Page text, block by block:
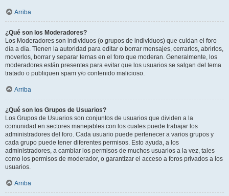
Arriba
¿Qué son los Moderadores?
Los Moderadores son individuos (o grupos de individuos) que cuidan el foro
día a día. Tienen la autoridad para editar o borrar mensajes, cerrarlos, abrirlos,
moverlos, borrar y separar temas en el foro que moderan. Generalmente, los
moderadores están presentes para evitar que los usuarios se salgan del tema
tratado o publiquen spam y/o contenido malicioso.
Arriba
¿Qué son los Grupos de Usuarios?
Los Grupos de Usuarios son conjuntos de usuarios que dividen a la
comunidad en sectores manejables con los cuales puede trabajar los
administradores del foro. Cada usuario puede pertenecer a varios grupos y
cada grupo puede tener diferentes permisos. Esto ayuda, a los
administradores, a cambiar los permisos de muchos usuarios a la vez, tales
como los permisos de moderador, o garantizar el acceso a foros privados a los
usuarios.
Arriba